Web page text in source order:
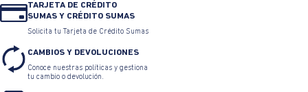
TARJETA DE CRÉDITO
SUMAS Y CRÉDITO SUMAS
Solicita tu Tarjeta de Crédito Sumas
CAMBIOS Y DEVOLUCIONES
Conoce nuestras políticas y gestiona
tu cambio o devolución.